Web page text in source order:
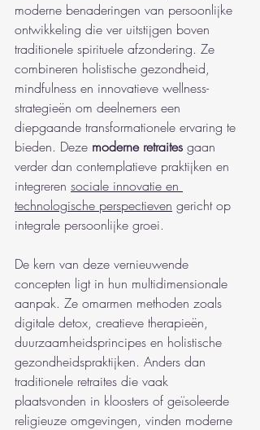
moderne benaderingen van persoonlijke
ontwikkeling die ver uitstijgen boven
traditionele spirituele afzondering. Ze
combineren holistische gezondheid,
mindfulness en innovatieve wellness-
strategieën om deelnemers een
diepgaande transformationele ervaring te
bieden. Deze moderne retraites gaan
verder dan contemplatieve praktijken en
integreren sociale innovatie en
technologische perspectieven gericht op
integrale persoonlijke groei.
De kern van deze vernieuwende
concepten ligt in hun multidimensionale
aanpak. Ze omarmen methoden zoals
digitale detox, creatieve therapieën,
duurzaamheidsprincipes en holistische
gezondheidspraktijken. Anders dan
traditionele retraites die vaak
plaatsvonden in kloosters of geïsoleerde
religieuze omgevingen, vinden moderne